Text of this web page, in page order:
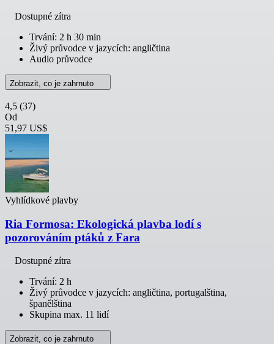
Dostupné zítra
Trvání: 2 h 30 min
Živý průvodce v jazycích: angličtina
Audio průvodce
Zobrazit, co je zahrnuto
4,5 (37)
Od
51,97 US$
Vyhlídkové plavby
Ria Formosa: Ekologická plavba lodí s
pozorováním ptáků z Fara
Dostupné zítra
Trvání: 2 h
Živý průvodce v jazycích: angličtina, portugalština,
španělština
Skupina max. 11 lidí
Zobrazit, co je zahrnuto